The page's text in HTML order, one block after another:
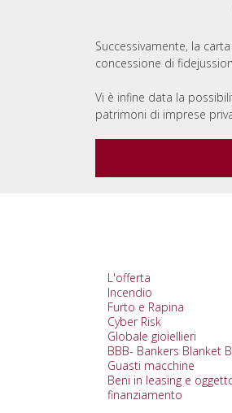
Successivamente, la
concessione di
Vi è infine data la
patrimoni di imprese
L'offerta
Incendio
Furto e Rapina
Cyber Risk
Globale gioiellieri
BBB- Bankers Blanket
Guasti macchine
Beni in leasing e
finanziamento